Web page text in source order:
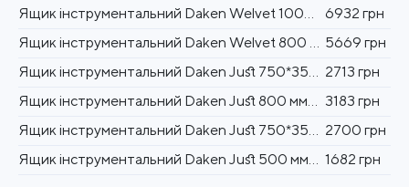
Ящик інструментальний Daken Welvet 1000 для вантажних автомобілів Daken Пластик Італія (1001110011)
6932 грн
Ящик інструментальний Daken Welvet 800 мм для вантажних автомобілів Daken Пластик Італія (1001180010 5669 грн
Ящик інструментальний Daken Just 750*350*450 мм для вантажних автомобілів Daken Пластик Італія (8110 2713 грн
Ящик інструментальний Daken Just 800 мм для вантажних автомобілів Daken Пластик Італія (81108000) 3183 грн
Ящик інструментальний Daken Just 750*350*300 мм для вантажних автомобілів Daken Пластик Італія (8110 2700 грн
Ящик інструментальний Daken Just 500 мм для вантажних автомобілів Daken Пластик Італія (81102) 1682 грн